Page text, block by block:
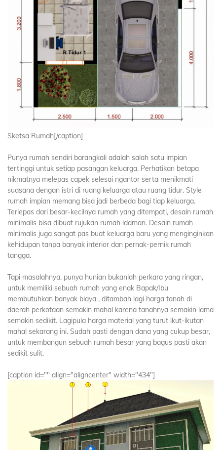
Sketsa Rumah[/caption]
Punya rumah sendiri barangkali adalah salah satu impian
tertinggi untuk setiap pasangan keluarga. Perhatikan betapa
nikmatnya melepas capek selesai ngantor serta menikmati
suasana dengan istri di ruang keluarga atau ruang tidur. Style
rumah impian memang bisa jadi berbeda bagi tiap keluarga.
Terlepas dari besar-kecilnya rumah yang ditempati, desain rumah
minimalis bisa dibuat rujukan rumah idaman. Desain rumah
minimalis juga sangat pas buat keluarga baru yang menginginkan
kehidupan tanpa banyak interior dan pernak-pernik rumah
tangga.
Tapi masalahnya, punya hunian bukanlah perkara yang ringan,
untuk memiliki sebuah rumah yang enak Bapak/Ibu
membutuhkan banyak biaya , ditambah lagi harga tanah di
daerah perkotaan semakin mahal karena tanahnya semakin lama
semakin sedikit. Lagipula harga material yang turut ikut-ikutan
mahal sekarang ini. Sudah pasti dengan dana yang cukup besar,
untuk membangun sebuah rumah besar yang bagus pasti akan
sedikit sulit.
[caption id="" align="aligncenter" width="434"]